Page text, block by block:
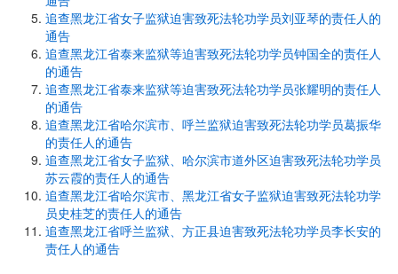
追查黑龙江省女子监狱迫害致死法轮功学员刘亚琴的责任人的
通告
追查黑龙江省泰来监狱等迫害致死法轮功学员钟国全的责任人
的通告
追查黑龙江省泰来监狱等迫害致死法轮功学员张耀明的责任人
的通告
追查黑龙江省哈尔滨市、呼兰监狱迫害致死法轮功学员葛振华
的责任人的通告
追查黑龙江省女子监狱、哈尔滨市道外区迫害致死法轮功学员
苏云霞的责任人的通告
追查黑龙江省哈尔滨市、黑龙江省女子监狱迫害致死法轮功学
员史桂芝的责任人的通告
追查黑龙江省呼兰监狱、方正县迫害致死法轮功学员李长安的
责任人的通告